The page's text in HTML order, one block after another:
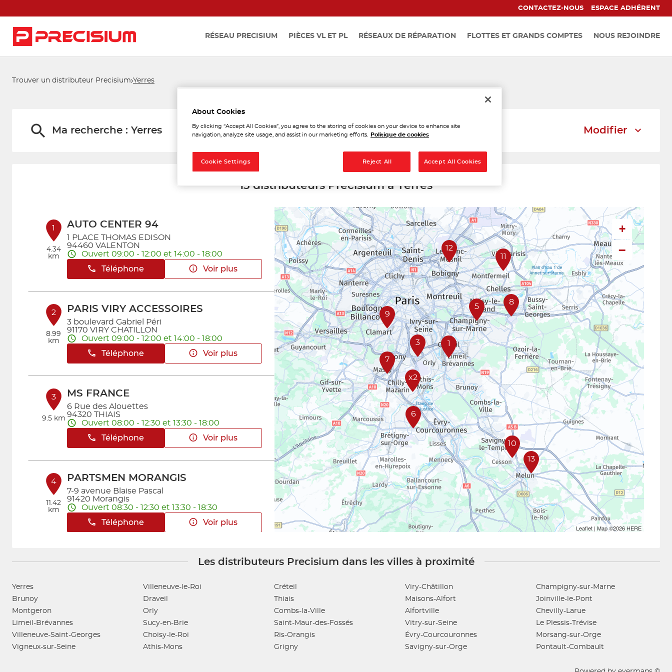
CONTACTEZ-NOUS ESPACE ADHÉRENT
RÉSEAU PRECISIUM PIÈCES VL ET PL RÉSEAUX DE RÉPARATION FLOTTES ET GRANDS COMPTES NOUS REJOINDRE
Trouver un distributeur Precisium Yerres
Les distributeurs Precisium à Yerres
Ma recherche : Yerres Modifier
13 distributeurs Precisium à Yerres
1
4.34
km
AUTO CENTER 94
1 PLACE THOMAS EDISON
94460 VALENTON
Ouvert 09:00 - 12:00 et 14:00 - 18:00
Téléphone
Voir plus
2
8.99
km
PARIS VIRY ACCESSOIRES
3 boulevard Gabriel Péri
91170 VIRY CHATILLON
Ouvert 09:00 - 12:00 et 14:00 - 18:00
Téléphone
Voir plus
3
9.5 km
MS FRANCE
6 Rue des Alouettes
94320 THIAIS
Ouvert 08:00 - 12:30 et 13:30 - 18:00
Téléphone
Voir plus
4
11.42
km
PARTSMEN MORANGIS
7-9 avenue Blaise Pascal
91420 Morangis
Ouvert 08:30 - 12:30 et 13:30 - 18:30
Téléphone
Voir plus
PARTSMEN CHAMPIGNY
94500 CHAMPIGNY SUR MARNE
Téléphone
6 GMS INTERVENTION
13
10
12
11
9
7
8
5
6
x2
3 1
+
−
Leaflet| Map ©2026 HERE
Les distributeurs Precisium dans les villes à proximité
Yerres
Brunoy
Montgeron
Limeil-Brévannes
Villeneuve-Saint-Georges
Vigneux-sur-Seine
Villeneuve-le-Roi
Draveil
Orly
Sucy-en-Brie
Choisy-le-Roi
Athis-Mons
Créteil
Thiais
Combs-la-Ville
Saint-Maur-des-Fossés
Ris-Orangis
Grigny
Viry-Châtillon
Maisons-Alfort
Alfortville
Vitry-sur-Seine
Évry-Courcouronnes
Savigny-sur-Orge
Champigny-sur-Marne
Joinville-le-Pont
Chevilly-Larue
Le Plessis-Trévise
Morsang-sur-Orge
Pontault-Combault
About Cookies
By clicking “Accept All Cookies”, you agree to the storing of cookies on your device to enhance site
navigation, analyze site usage, and assist in our marketing efforts.
Politique de cookies
Reject All Accept All Cookies
Cookie Settings